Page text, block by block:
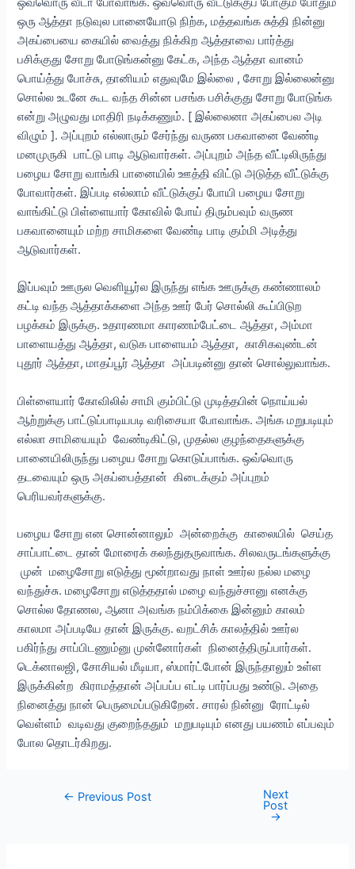
ஒரு ஆத்தா நடுவுல பானையோடு நிற்க, மத்தவங்க சுத்தி நின்னு
அகப்பையை கையில் வைத்து நிக்கிற ஆத்தாவை பார்த்து
பசிக்குது சோறு போடுங்கன்னு கேட்க, அந்த ஆத்தா வானம்
பொய்த்து போச்சு, தானியம் எதுவுமே இல்லை , சோறு இல்லைன்னு
சொல்ல உடனே கூட வந்த சின்ன பசங்க பசிக்குது சோறு போடுங்க
என்று அழுவது மாதிரி நடிக்கணும். [ இல்லைனா அகப்பைல அடி
விழும் ]. அப்புறம் எல்லாரும் சேர்ந்து வருண பகவானை வேண்டி
மனமுருகி பாட்டு பாடி ஆடுவார்கள். அப்புறம் அந்த வீட்டிலிருந்து
பழைய சோறு வாங்கி பானையில் ஊத்தி விட்டு அடுத்த வீட்டுக்கு
போவார்கள். இப்படி எல்லாம் வீட்டுக்குப் போயி பழைய சோறு
வாங்கிட்டு பிள்ளையார் கோவில் போய் திரும்பவும் வருண
பகவானையும் மற்ற சாமிகளை வேண்டி பாடி கும்மி அடித்து
ஆடுவார்கள்.
இப்பவும் ஊருல வெளியூர்ல இருந்து எங்க ஊருக்கு கண்ணாலம்
கட்டி வந்த ஆத்தாக்களை அந்த ஊர் பேர் சொல்லி கூப்பிடுற
பழக்கம் இருக்கு. உதாரணமா காரணம்பேட்டை ஆத்தா, அம்மா
பாளையத்து ஆத்தா, வடுக பாளையம் ஆத்தா, காசிகவுண்டன்
புதூர் ஆத்தா, மாதப்பூர் ஆத்தா அப்படின்னு தான் சொல்லுவாங்க.
பிள்ளையார் கோவிலில் சாமி கும்பிட்டு முடித்தபின் நொய்யல்
ஆற்றுக்கு பாட்டுப்பாடியபடி வரிசையா போவாங்க. அங்க மறுபடியும்
எல்லா சாமியையும் வேண்டிகிட்டு, முதல்ல குழந்தைகளுக்கு
பானையிலிருந்து பழைய சோறு கொடுப்பாங்க. ஒவ்வொரு
தடவையும் ஒரு அகப்பைத்தான் கிடைக்கும் அப்புறம்
பெரியவர்களுக்கு.
பழைய சோறு என சொன்னாலும் அன்றைக்கு காலையில் செய்த
சாப்பாட்டை தான் மோரைக் கலந்துதருவாங்க. சிலவருடங்களுக்கு
முன் மழைசோறு எடுத்து மூன்றாவது நாள் ஊர்ல நல்ல மழை
வந்துச்சு. மழைசோறு எடுத்ததால் மழை வந்துச்சானு எனக்கு
சொல்ல தோணல, ஆனா அவங்க நம்பிக்கை இன்னும் காலம்
காலமா அப்படியே தான் இருக்கு. வறட்சிக் காலத்தில் ஊர்ல
பகிர்ந்து சாப்பிடணும்னு முன்னோர்கள் நினைத்திருப்பார்கள்.
டெக்னாலஜி, சோசியல் மீடியா, ஸ்மார்ட்போன் இருந்தாலும் உள்ள
இருக்கின்ற கிராமத்தான் அப்பப்ப எட்டி பார்ப்பது உண்டு. அதை
நினைத்து நான் பெருமைப்படுகிறேன். சாரல் நின்னு ரோட்டில்
வெள்ளம் வடிவது குறைந்ததும் மறுபடியும் எனது பயணம் எப்பவும்
போல தொடர்கிறது.
Post← Previous Post Next
Post
→